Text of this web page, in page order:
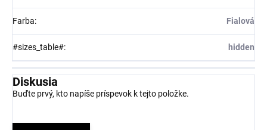
Farba: Fialová
#sizes_table#: hidden
Diskusia
Buďte prvý, kto napíše príspevok k tejto položke.